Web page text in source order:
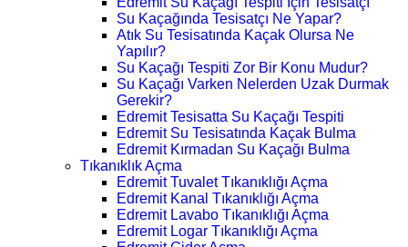
Su Kaçağında Tesisatçı Ne Yapar?
Atık Su Tesisatında Kaçak Olursa Ne
Yapılır?
Su Kaçağı Tespiti Zor Bir Konu Mudur?
Su Kaçağı Varken Nelerden Uzak Durmak
Gerekir?
Edremit Tesisatta Su Kaçağı Tespiti
Edremit Su Tesisatında Kaçak Bulma
Edremit Kırmadan Su Kaçağı Bulma
Tıkanıklık Açma
Edremit Tuvalet Tıkanıklığı Açma
Edremit Kanal Tıkanıklığı Açma
Edremit Lavabo Tıkanıklığı Açma
Edremit Logar Tıkanıklığı Açma